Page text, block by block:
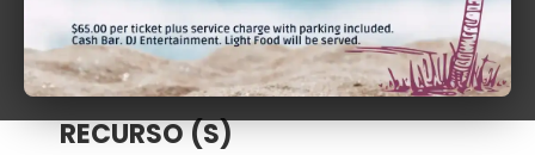
RECURSO (S)